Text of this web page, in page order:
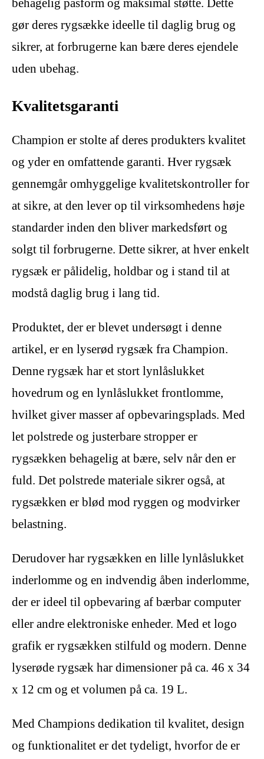
behagelig pasform og maksimal støtte. Dette
gør deres rygsække ideelle til daglig brug og
sikrer, at forbrugerne kan bære deres ejendele
uden ubehag.
Kvalitetsgaranti
Champion er stolte af deres produkters kvalitet
og yder en omfattende garanti. Hver rygsæk
gennemgår omhyggelige kvalitetskontroller for
at sikre, at den lever op til virksomhedens høje
standarder inden den bliver markedsført og
solgt til forbrugerne. Dette sikrer, at hver enkelt
rygsæk er pålidelig, holdbar og i stand til at
modstå daglig brug i lang tid.
Produktet, der er blevet undersøgt i denne
artikel, er en lyserød rygsæk fra Champion.
Denne rygsæk har et stort lynlåslukket
hovedrum og en lynlåslukket frontlomme,
hvilket giver masser af opbevaringsplads. Med
let polstrede og justerbare stropper er
rygsækken behagelig at bære, selv når den er
fuld. Det polstrede materiale sikrer også, at
rygsækken er blød mod ryggen og modvirker
belastning.
Derudover har rygsækken en lille lynlåslukket
inderlomme og en indvendig åben inderlomme,
der er ideel til opbevaring af bærbar computer
eller andre elektroniske enheder. Med et logo
grafik er rygsækken stilfuld og modern. Denne
lyserøde rygsæk har dimensioner på ca. 46 x 34
x 12 cm og et volumen på ca. 19 L.
Med Champions dedikation til kvalitet, design
og funktionalitet er det tydeligt, hvorfor de er